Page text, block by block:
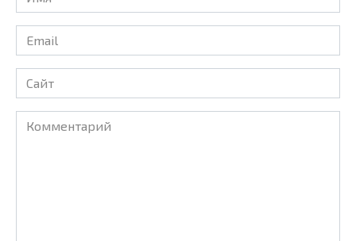
*
Email
*
Сайт
Комментарий